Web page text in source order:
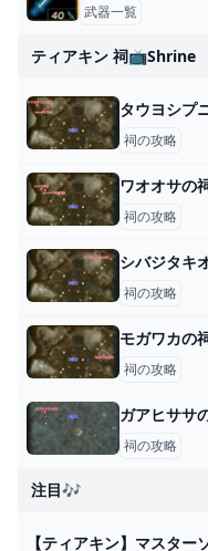
武器一覧
ティアキン 祠📺shrine
タウヨシプ
祠の攻略
ワオオサの
祠の攻略
シバジタキ
祠の攻略
モガワカの
祠の攻略
ガアヒササ
祠の攻略
注目🎶